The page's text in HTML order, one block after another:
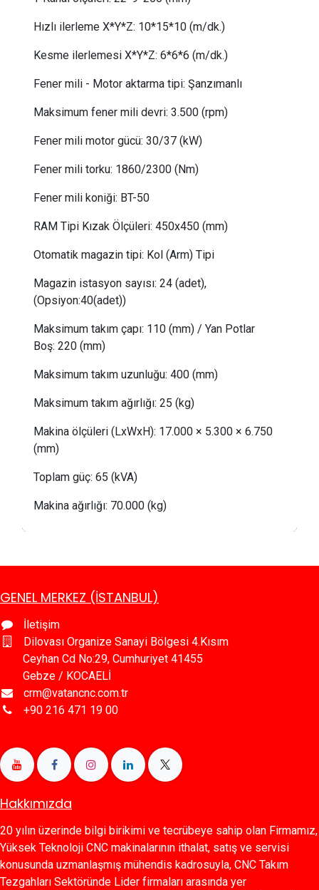
Hızlı ilerleme X*Y*Z: 10*15*10 (m/dk.)
Kesme ilerlemesi X*Y*Z: 6*6*6 (m/dk.)
Fener mili - Motor aktarma tipi: Şanzımanlı
Maksimum fener mili devri: 3.500 (rpm)
Fener mili motor gücü: 30/37 (kW)
Fener mili torku: 1860/2300 (Nm)
Fener mili koniği: BT-50
RAM Tipi Kızak Ölçüleri: 450x450 (mm)
Otomatik magazin tipi: Kol (Arm) Tipi
Magazin istasyon sayısı: 24 (adet),
(Opsiyon:40(adet))
Maksimum takım çapı: 110 (mm) / Yan Potlar
Boş: 220 (mm)
Maksimum takım uzunluğu: 400 (mm)
Maksimum takım ağırlığı: 25 (kg)
Makina ölçüleri (LxWxH): 17.000 × 5.300 × 6.750
(mm)
Toplam güç: 65 (kVA)
Makina ağırlığı: 70.000 (kg)
GENEL MERKEZ (İSTANBUL)
İletişim
Dilovası Organize Sanayi Bölgesi 4.Kısım
Ceyhan Cd No:29, Cumhuriyet 41455
Gebze / KOCAELİ
crm@vatancnc.com.tr
+90 216 471 19 00
Hakkımızda
20 yılın üzerinde bilgi birikimi ve tecrübeye sahip olan Firmamız,
Yüksek Teknoloji CNC makinalarının ithalat, satış ve servisi
konusunda uzmanlaşmış mühendis kadrosuyla, CNC Takım
Tezgahları Sektöründe Lider firmaları arasında yer